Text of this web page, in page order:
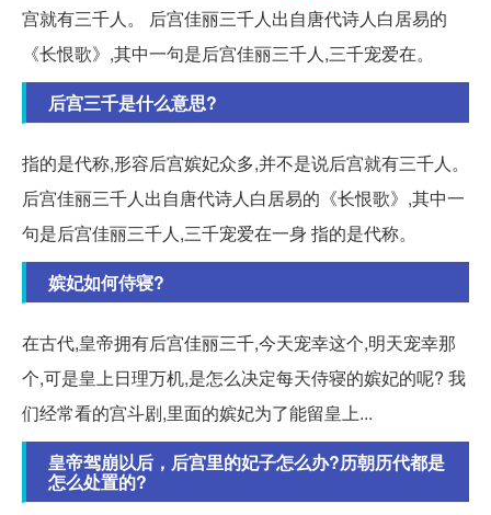
宫就有三千人。 后宫佳丽三千人出自唐代诗人白居易的
《长恨歌》,其中一句是后宫佳丽三千人,三千宠爱在。
后宫三千是什么意思?
指的是代称,形容后宫嫔妃众多,并不是说后宫就有三千人。
后宫佳丽三千人出自唐代诗人白居易的《长恨歌》,其中一
句是后宫佳丽三千人,三千宠爱在一身 指的是代称。
嫔妃如何侍寝?
在古代,皇帝拥有后宫佳丽三千,今天宠幸这个,明天宠幸那
个,可是皇上日理万机,是怎么决定每天侍寝的嫔妃的呢? 我
们经常看的宫斗剧,里面的嫔妃为了能留皇上...
皇帝驾崩以后，后宫里的妃子怎么办?历朝历代都是
怎么处置的?